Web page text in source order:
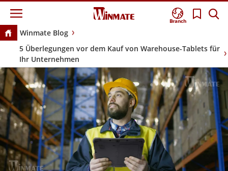
Branch
Winmate Blog
5 Überlegungen vor dem Kauf von Warehouse-Tablets für
Ihr Unternehmen